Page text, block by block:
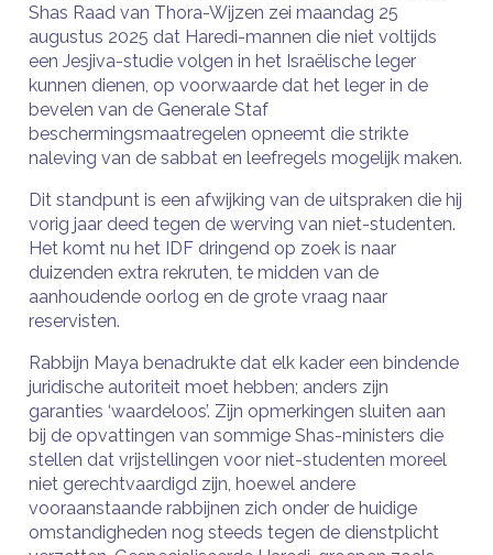
Shas Raad van Thora-Wijzen zei maandag 25
augustus 2025 dat Haredi-mannen die niet voltijds
een Jesjiva-studie volgen in het Israëlische leger
kunnen dienen, op voorwaarde dat het leger in de
bevelen van de Generale Staf
beschermingsmaatregelen opneemt die strikte
naleving van de sabbat en leefregels mogelijk maken.
Dit standpunt is een afwijking van de uitspraken die hij
vorig jaar deed tegen de werving van niet-studenten.
Het komt nu het IDF dringend op zoek is naar
duizenden extra rekruten, te midden van de
aanhoudende oorlog en de grote vraag naar
reservisten.
Rabbijn Maya benadrukte dat elk kader een bindende
juridische autoriteit moet hebben; anders zijn
garanties ‘waardeloos’. Zijn opmerkingen sluiten aan
bij de opvattingen van sommige Shas-ministers die
stellen dat vrijstellingen voor niet-studenten moreel
niet gerechtvaardigd zijn, hoewel andere
vooraanstaande rabbijnen zich onder de huidige
omstandigheden nog steeds tegen de dienstplicht